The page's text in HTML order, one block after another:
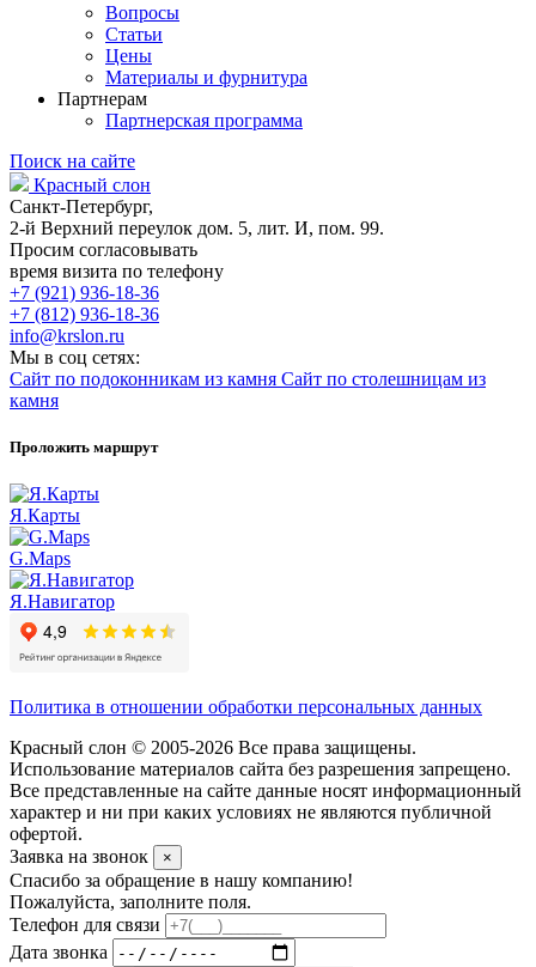
Вопросы
Статьи
Цены
Материалы и фурнитура
Партнерам
Партнерская программа
Поиск на сайте
Красный слон
Санкт-Петербург,
2-й Верхний переулок дом. 5, лит. И, пом. 99.
Просим согласовывать
время визита по телефону
+7 (921) 936-18-36
+7 (812) 936-18-36
info@krslon.ru
Мы в соц сетях:
Сайт по подоконникам из камня Сайт по столешницам из
камня
Проложить маршрут
Я.Карты
G.Maps
Я.Навигатор
Политика в отношении обработки персональных данных
Красный слон © 2005-2026 Все права защищены.
Использование материалов сайта без разрешения запрещено.
Все представленные на сайте данные носят информационный
характер и ни при каких условиях не являются публичной
офертой.
Заявка на звонок
×
Спасибо за обращение в нашу компанию!
Пожалуйста, заполните поля.
Телефон для связи
Дата звонка